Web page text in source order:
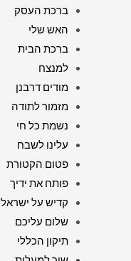
ברכת העסק
האש שלי
ברכת הבית
למנצח
מודים דרבנן
מזמור לתודה
נשמת כל חי
עלינו לשבח
פטום הקטורת
פותח את ידיך
קדיש על ישראל
שלום עליכם
תיקון הכללי